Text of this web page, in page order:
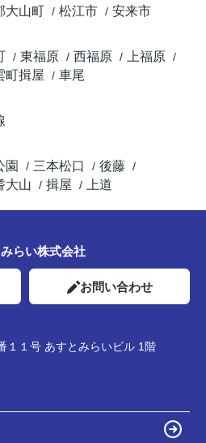
大山町 松江市
安来市
東福原 西福原
上福原
町揖屋
車尾
園 三本松口
後藤
大山 揖屋 上道
らい株式会社
お問い合わせ
１１号 あすとみらいビル 1階